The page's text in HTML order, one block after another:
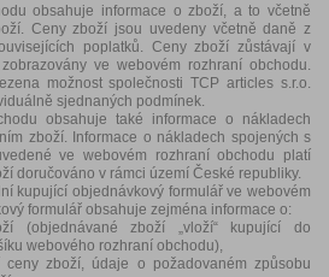
obsahuje informace o zboží, a to včetně
Ceny zboží jsou uvedeny včetně daně z
poplatků. Ceny zboží zůstávají v
ve webovém rozhraní obchodu.
možnost společnosti TCP articles s.r.o.
sjednaných podmínek.
obsahuje také informace o nákladech
zboží. Informace o nákladech spojených s
ve webovém rozhraní obchodu platí
doručováno v rámci území České republiky.
kupující objednávkový formulář ve webovém
formulář obsahuje zejména informace o:
zboží „vloží“ kupující do
webového rozhraní obchodu),
zboží, údaje o požadovaném způsobu